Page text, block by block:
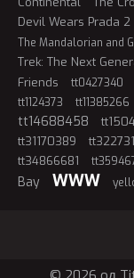
Devil Wears Prada 2
The Mandalorian and
Trek: The Next
Friends
tt0427340
tt1124373 tt11385266
tt14688458
tt31170389
tt34866681
Bay
WWW